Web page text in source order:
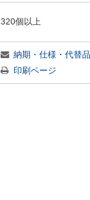
320個以上
納期・仕様・代替
印刷ページ